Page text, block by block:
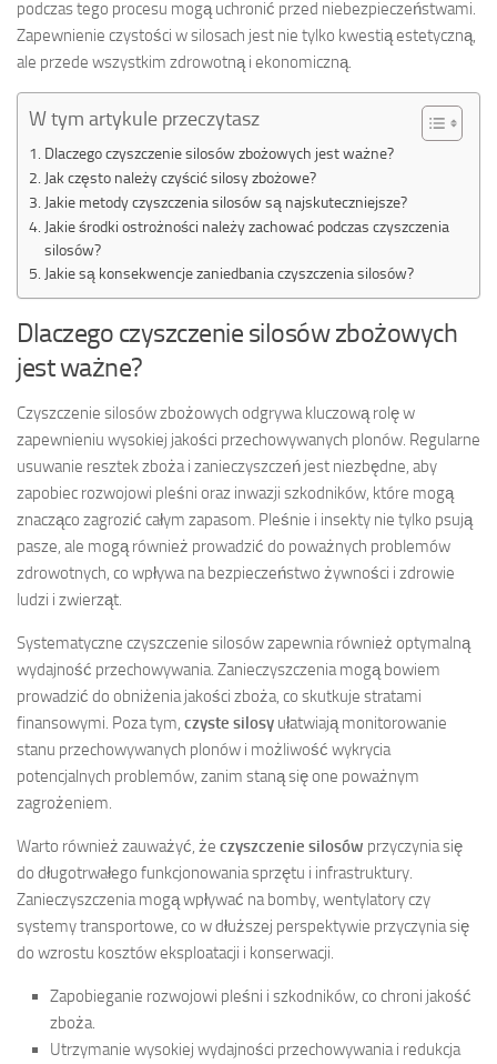
podczas tego procesu mogą uchronić przed niebezpieczeństwami.
Zapewnienie czystości w silosach jest nie tylko kwestią estetyczną,
ale przede wszystkim zdrowotną i ekonomiczną.
W tym artykule przeczytasz
Dlaczego czyszczenie silosów zbożowych jest ważne?
Jak często należy czyścić silosy zbożowe?
Jakie metody czyszczenia silosów są najskuteczniejsze?
Jakie środki ostrożności należy zachować podczas czyszczenia
silosów?
Jakie są konsekwencje zaniedbania czyszczenia silosów?
Dlaczego czyszczenie silosów zbożowych
jest ważne?
Czyszczenie silosów zbożowych odgrywa kluczową rolę w
zapewnieniu wysokiej jakości przechowywanych plonów. Regularne
usuwanie resztek zboża i zanieczyszczeń jest niezbędne, aby
zapobiec rozwojowi pleśni oraz inwazji szkodników, które mogą
znacząco zagrozić całym zapasom. Pleśnie i insekty nie tylko psują
pasze, ale mogą również prowadzić do poważnych problemów
zdrowotnych, co wpływa na bezpieczeństwo żywności i zdrowie
ludzi i zwierząt.
Systematyczne czyszczenie silosów zapewnia również optymalną
wydajność przechowywania. Zanieczyszczenia mogą bowiem
prowadzić do obniżenia jakości zboża, co skutkuje stratami
finansowymi. Poza tym, czyste silosy ułatwiają monitorowanie
stanu przechowywanych plonów i możliwość wykrycia
potencjalnych problemów, zanim staną się one poważnym
zagrożeniem.
Warto również zauważyć, że czyszczenie silosów przyczynia się
do długotrwałego funkcjonowania sprzętu i infrastruktury.
Zanieczyszczenia mogą wpływać na bomby, wentylatory czy
systemy transportowe, co w dłuższej perspektywie przyczynia się
do wzrostu kosztów eksploatacji i konserwacji.
Zapobieganie rozwojowi pleśni i szkodników, co chroni jakość
zboża.
Utrzymanie wysokiej wydajności przechowywania i redukcja